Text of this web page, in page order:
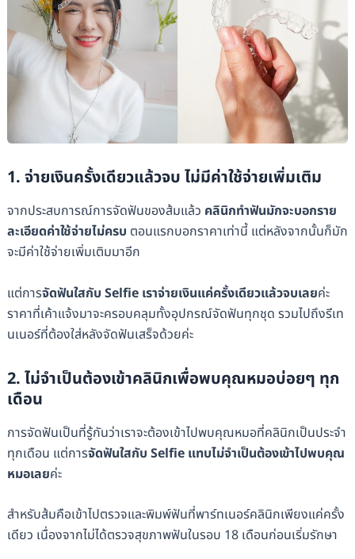
1. จ่ายเงินครั้งเดียวแล้วจบ ไม่มีค่าใช้จ่ายเพิ่มเติม
จากประสบการณ์การจัดฟันของส้มแล้ว คลินิกทำฟันมักจะบอกราย
ละเอียดค่าใช้จ่ายไม่ครบ ตอนแรกบอกราคาเท่านี้ แต่หลังจากนั้นก็มัก
จะมีค่าใช้จ่ายเพิ่มเติมมาอีก
แต่การจัดฟันใสกับ Selfie เราจ่ายเงินแค่ครั้งเดียวแล้วจบเลยค่ะ
ราคาที่เค้าแจ้งมาจะครอบคลุมทั้งอุปกรณ์จัดฟันทุกชุด รวมไปถึงรีเท
นเนอร์ที่ต้องใส่หลังจัดฟันเสร็จด้วยค่ะ
2. ไม่จำเป็นต้องเข้าคลินิกเพื่อพบคุณหมอบ่อยๆ ทุก
เดือน
การจัดฟันเป็นที่รู้กันว่าเราจะต้องเข้าไปพบคุณหมอที่คลินิกเป็นประจำ
ทุกเดือน แต่การจัดฟันใสกับ Selfie แทบไม่จำเป็นต้องเข้าไปพบคุณ
หมอเลยค่ะ
สำหรับส้มคือเข้าไปตรวจและพิมพ์ฟันที่พาร์ทเนอร์คลินิกเพียงแค่ครั้ง
เดียว เนื่องจากไม่ได้ตรวจสุขภาพฟันในรอบ 18 เดือนก่อนเริ่มรักษา